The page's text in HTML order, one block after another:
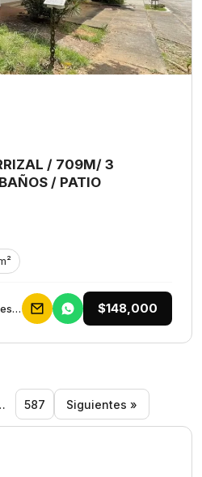
/ 709M/ 3
/ PATIO
Galceb Group Bienes Raices $148,000
587 Siguientes »